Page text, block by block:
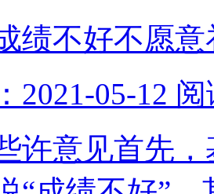
绩不好不愿
2021-05-12 阅
许意见首先